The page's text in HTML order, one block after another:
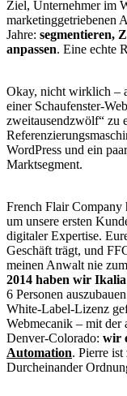
Ziel, Unternehmer im
marketinggetriebenen
Jahre: segmentieren,
anpassen. Eine echte
Okay, nicht wirklich –
einer Schaufenster-
zweitausendzwölf“ zu
WordPress und ein
Marktsegment.
French Flair Company
um unsere ersten
digitaler Expertise.
Geschäft trägt, und
meinen Anwalt nie
2014 haben wir
6 Personen
White-Label-Lizenz
Webmecanik – mit der
Denver-Colorado: wir
Automation. Pierre
Durcheinander